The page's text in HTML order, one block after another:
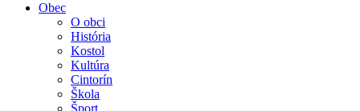
Obec
O obci
História
Kostol
Kultúra
Cintorín
Škola
Šport